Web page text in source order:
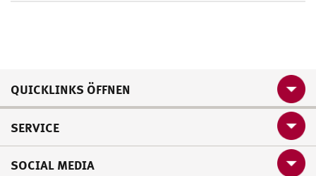
QUICKLINKS ÖFFNEN
SERVICE
SOCIAL MEDIA